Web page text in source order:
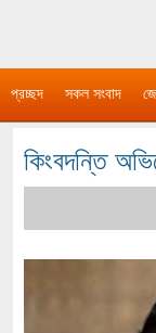
প্রচ্ছদ সকল সংবাদ
কিংবদন্তি